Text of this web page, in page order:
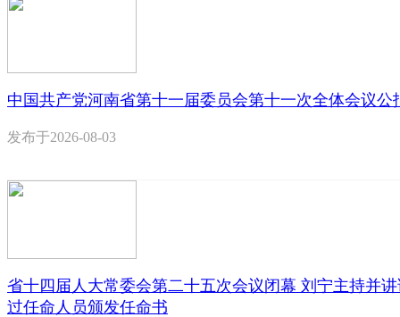
中国共产党河南省第十一届委员会第十一次全体会议公
发布于2026-08-03
省十四届人大常委会第二十五次会议闭幕 刘宁主持并
过任命人员颁发任命书